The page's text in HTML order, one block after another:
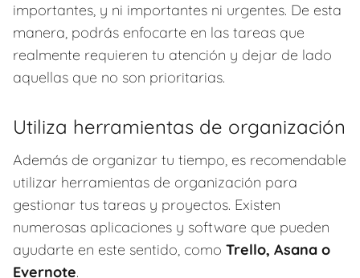
importantes, y ni importantes ni urgentes. De esta
manera, podrás enfocarte en las tareas que
realmente requieren tu atención y dejar de lado
aquellas que no son prioritarias.
Utiliza herramientas de organización
Además de organizar tu tiempo, es recomendable
utilizar herramientas de organización para
gestionar tus tareas y proyectos. Existen
numerosas aplicaciones y software que pueden
ayudarte en este sentido, como Trello, Asana o
Evernote.